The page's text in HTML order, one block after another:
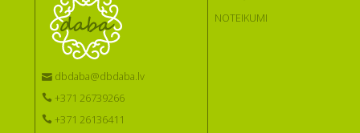
dbdaba@dbdaba.lv
+371 26739266
+371 26136411
NOTEIKUMI